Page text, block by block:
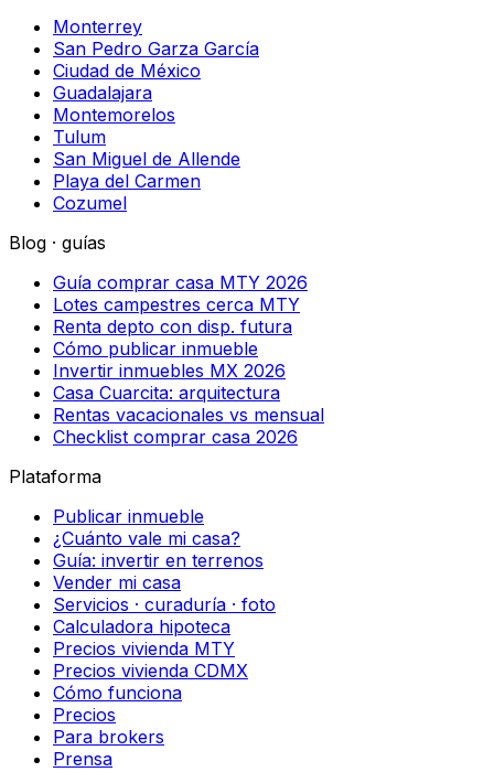
Monterrey
San Pedro Garza García
Ciudad de México
Guadalajara
Montemorelos
Tulum
San Miguel de Allende
Playa del Carmen
Cozumel
Blog · guías
Guía comprar casa MTY 2026
Lotes campestres cerca MTY
Renta depto con disp. futura
Cómo publicar inmueble
Invertir inmuebles MX 2026
Casa Cuarcita: arquitectura
Rentas vacacionales vs mensual
Checklist comprar casa 2026
Plataforma
Publicar inmueble
¿Cuánto vale mi casa?
Guía: invertir en terrenos
Vender mi casa
Servicios · curaduría · foto
Calculadora hipoteca
Precios vivienda MTY
Precios vivienda CDMX
Cómo funciona
Precios
Para brokers
Prensa